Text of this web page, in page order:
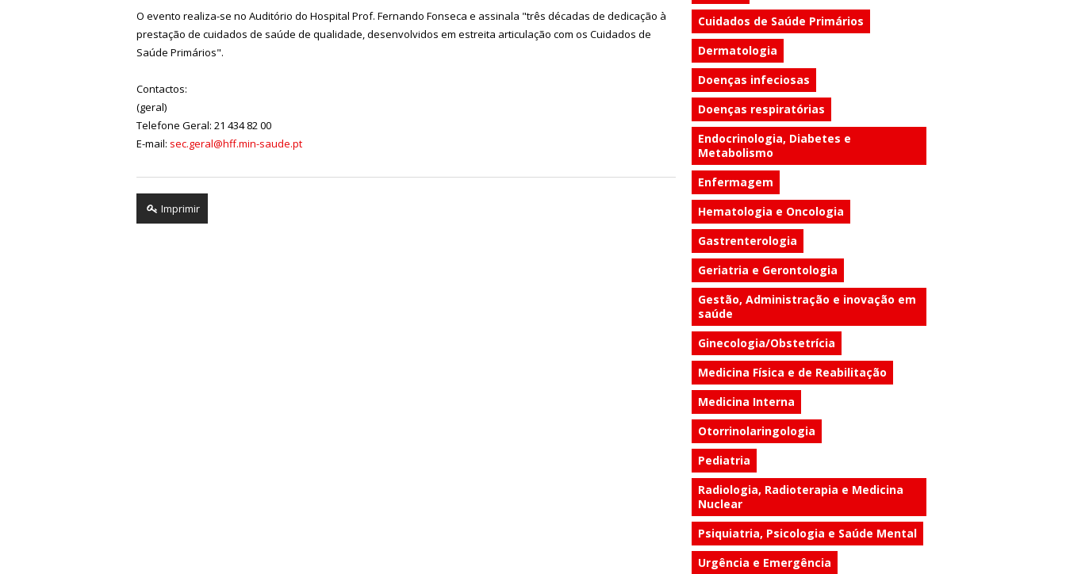
O evento realiza-se no Auditório do Hospital Prof. Fernando Fonseca e assinala "três décadas de dedicação à
prestação de cuidados de saúde de qualidade, desenvolvidos em estreita articulação com os Cuidados de
Saúde Primários".
Contactos:
(geral)
Telefone Geral: 21 434 82 00
E-mail: sec.geral@hff.min-saude.pt
Imprimir
Cuidados de Saúde Primários
Dermatologia
Doenças infeciosas
Doenças respiratórias
Endocrinologia, Diabetes e
Metabolismo
Enfermagem
Hematologia e Oncologia
Gastrenterologia
Geriatria e Gerontologia
Gestão, Administração e inovação em
saúde
Ginecologia/Obstetrícia
Medicina Física e de Reabilitação
Medicina Interna
Otorrinolaringologia
Pediatria
Radiologia, Radioterapia e Medicina
Nuclear
Psiquiatria, Psicologia e Saúde Mental
Urgência e Emergência